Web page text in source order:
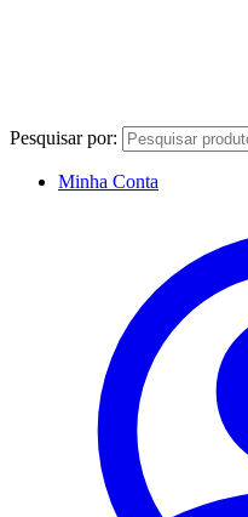
Pesquisar por:
Minha Conta